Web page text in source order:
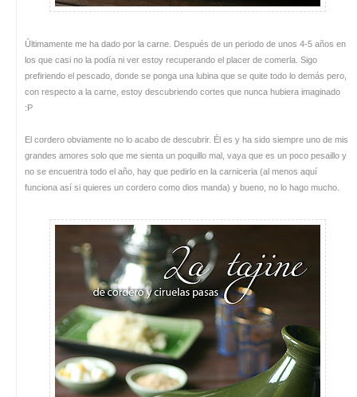
Últimamente me ha dado por la carne. Después de un periodo de unos 4-5 años en
los que casi no la podía ni ver estoy recuperando el placer de comerla. Sigo
prefiriendo el pescado, donde se ponga una lubina que se quite todo lo demás pero,
con respecto a la carne, estoy descubriendo cortes que nunca hubiera imaginado
:P
El cordero obviamente no lo acabo de descubrir. Él es y ha sido siempre uno de mis
grandes amores solo que me sienta un poquillo mal, vaya que es un poco pesaillo y
no se encuentra todo el año, hay que pedirlo en la carniceria (al menos aquí
funciona así si quieres un cordero como dios manda) y bueno, no lo hago mucho.